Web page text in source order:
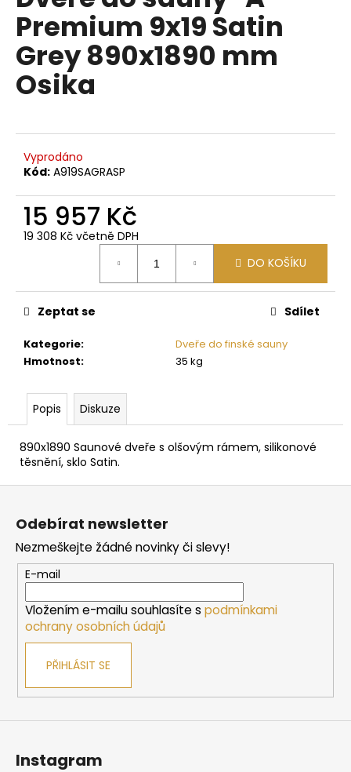
0,0
5
hvězdiček.
Premium 9x19 Satin
Grey 890x1890 mm
Osika
Vyprodáno
Kód: A919SAGRASP
15 957 Kč
19 308 Kč včetně DPH
DO KOŠÍKU
Kategorie:
Dveře do finské sauny
Hmotnost: 35 kg
Zeptat se Sdílet
Popis Diskuze
890x1890 Saunové dveře s olšovým rámem, silikonové
těsnění, sklo Satin.
a
j
í
t
?
o
u
č
u
m
e
SAUNOVÁ
DŘEVO
HARVIA
LINEAR
16
662
Kč
Z
Odebírat newsletter
Nezmeškejte žádné novinky či slevy!
E-mail
Vložením e-mailu souhlasíte s podmínkami
ochrany osobních údajů
PŘIHLÁSIT SE
Instagram